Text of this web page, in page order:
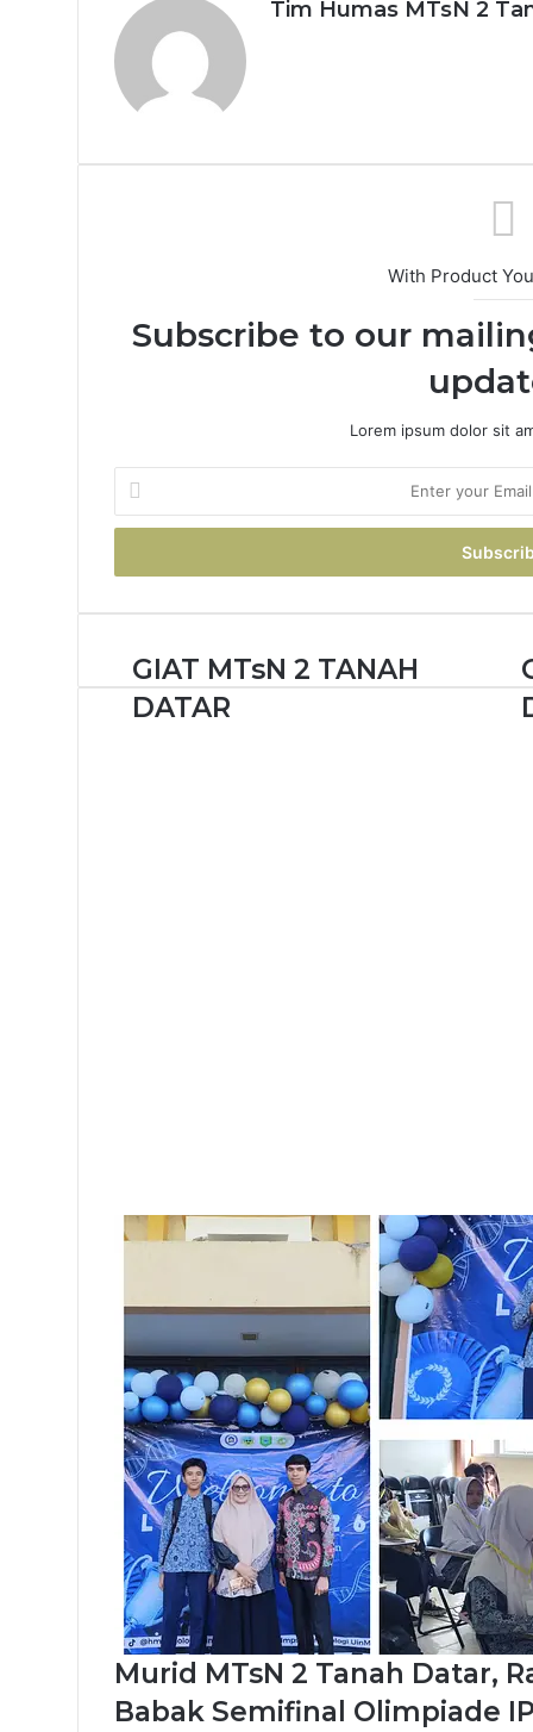
Tim Humas MTsN 2
With Product
Subscribe to our
Lorem ipsum dolor sit
Enter
your
Email
GIAT MTsN 2 TANAH
DATAR
Murid MTsN 2 Tanah Datar,
Babak Semifinal Olimpiade